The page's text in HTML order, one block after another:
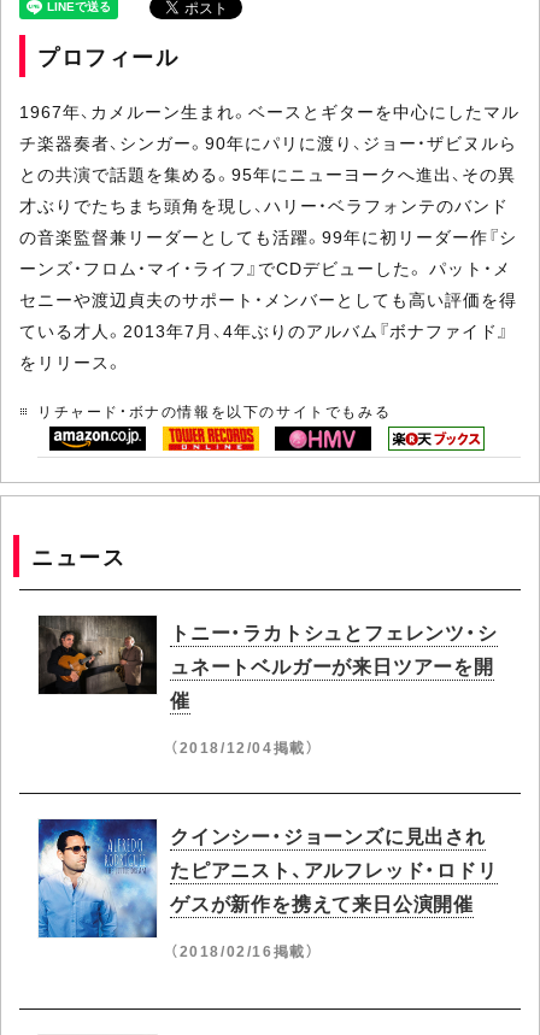
プロフィール
1967年、カメルーン生まれ。ベースとギターを中心にしたマル
チ楽器奏者、シンガー。90年にパリに渡り、ジョー・ザビヌルら
との共演で話題を集める。95年にニューヨークへ進出、その異
才ぶりでたちまち頭角を現し、ハリー・ベラフォンテのバンド
の音楽監督兼リーダーとしても活躍。99年に初リーダー作『シ
ーンズ・フロム・マイ・ライフ』でCDデビューした。 パット・メ
セニーや渡辺貞夫のサポート・メンバーとしても高い評価を得
ている才人。2013年7月、4年ぶりのアルバム『ボナファイド』
をリリース。
リチャード・ボナの情報を以下のサイトでもみる
ニュース
トニー・ラカトシュとフェレンツ・シ
ュネートベルガーが来日ツアーを開
催
（2018/12/04掲載）
クインシー・ジョーンズに見出され
たピアニスト、アルフレッド・ロドリ
ゲスが新作を携えて来日公演開催
（2018/02/16掲載）